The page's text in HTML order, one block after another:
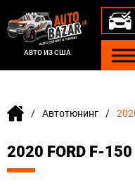
АВТО ИЗ США
Автотюнинг
2020 FORD F-150